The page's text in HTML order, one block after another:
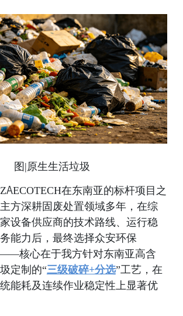
图|原生生活垃圾
在东南亚的标杆项目之
方深耕固废处置领域多年，在综
设备供应商的技术路线、运行稳
能力后，最终选择众安环保
核心在于我方针对东南亚高含
定制的“三级破碎+分选”工艺，在
能耗及连续作业稳定性上显著优